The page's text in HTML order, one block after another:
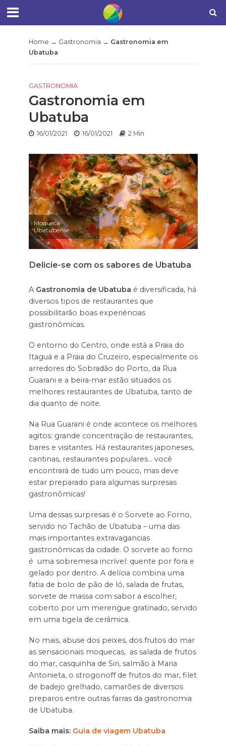
Home → Gastronomia → Gastronomia em
Ubatuba
GASTRONOMIA
Gastronomia em
Ubatuba
16/01/2021 16/01/2021 2 Min
Moqueca
Ubatubense
Delicie-se com os sabores de Ubatuba
A Gastronomia de Ubatuba é diversificada, há
diversos tipos de restaurantes que
possibilitarão boas experiências
gastronômicas.
O entorno do Centro, onde está a Praia do
Itaguá e a Praia do Cruzeiro, especialmente os
arredores do Sobradão do Porto, da Rua
Guarani e a beira-mar estão situados os
melhores restaurantes de Ubatuba, tanto de
dia quanto de noite.
Na Rua Guarani é onde acontece os melhores
agitos: grande concentração de restaurantes,
bares e visitantes. Há restaurantes japoneses,
cantinas, restaurantes populares… você
encontrará de tudo um pouco, mas deve
estar preparado para algumas surpresas
gastronômicas!
Uma dessas surpresas é o Sorvete ao Forno,
servido no Tachão de Ubatuba – uma das
mais importantes extravagancias
gastronômicas da cidade. O sorvete ao forno
é uma sobremesa incrível: quente por fora e
gelado por dentro. A delícia combina uma
fatia de bolo de pão de ló, salada de frutas,
sorvete de massa com sabor a escolher,
coberto por um merengue gratinado, servido
em uma tigela de cerâmica.
No mais, abuse dos peixes, dos frutos do mar
as sensacionais moquecas, as salada de frutos
do mar, casquinha de Siri, salmão à Maria
Antonieta, o strogonoff de frutos do mar, filet
de badejo grelhado, camarões de diversos
preparos entre outras farras da gastronomia
de Ubatuba.
Saiba mais:Guia de viagem Ubatuba